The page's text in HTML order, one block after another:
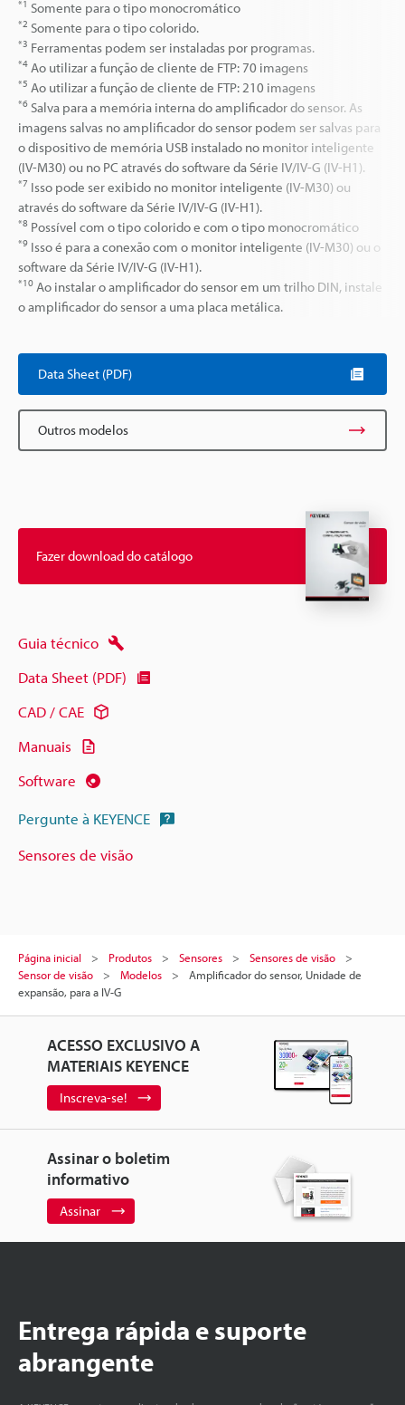
*1 Somente para o tipo monocromático
*2 Somente para o tipo colorido.
*3 Ferramentas podem ser instaladas por programas.
*4 Ao utilizar a função de cliente de FTP: 70 imagens
*5 Ao utilizar a função de cliente de FTP: 210 imagens
*6 Salva para a memória interna do amplificador do sensor. As
imagens salvas no amplificador do sensor podem ser salvas para
o dispositivo de memória USB instalado no monitor inteligente
(IV-M30) ou no PC através do software da Série IV/IV-G (IV-H1).
*7 Isso pode ser exibido no monitor inteligente (IV-M30) ou
através do software da Série IV/IV-G (IV-H1).
*8 Possível com o tipo colorido e com o tipo monocromático
*9 Isso é para a conexão com o monitor inteligente (IV-M30) ou o
software da Série IV/IV-G (IV-H1).
*10 Ao instalar o amplificador do sensor em um trilho DIN, instale
o amplificador do sensor a uma placa metálica.
Data Sheet (PDF)
Outros modelos
Fazer download do catálogo
Guia técnico
Data Sheet (PDF)
CAD / CAE
Manuais
Software
Pergunte à KEYENCE
Sensores de visão
Página inicial Produtos Sensores
Sensores de visão
Sensor de visão
Modelos
Amplificador do sensor, Unidade de
expansão, para a IV-G
ACESSO EXCLUSIVO A
MATERIAIS KEYENCE
Inscreva-se!
Assinar o boletim
informativo
Assinar
Entrega rápida e suporte
abrangente